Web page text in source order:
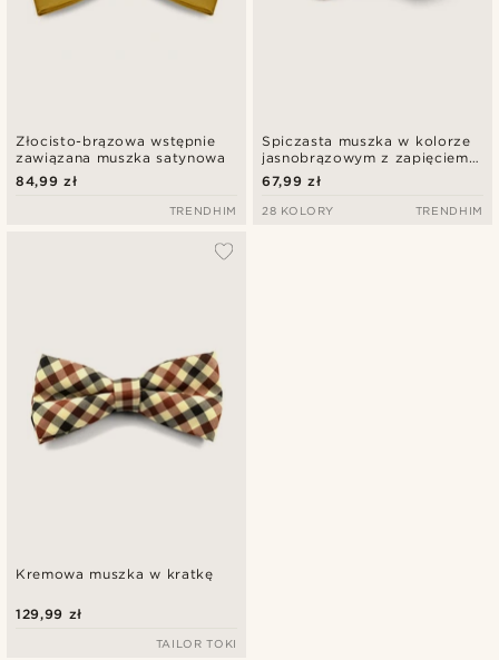
Złocisto-brązowa wstępnie
zawiązana muszka satynowa
84,99 zł
TRENDHIM
Spiczasta muszka w kolorze
jasnobrązowym z zapięciem
Basic
67,99 zł
28 KOLORY TRENDHIM
Kremowa muszka w kratkę
129,99 zł
TAILOR TOKI